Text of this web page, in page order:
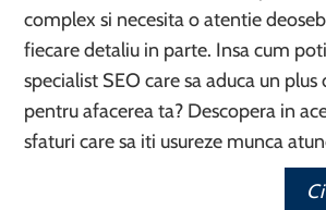
complex si necesita o atentie
fiecare detaliu in parte. Insa cum
specialist SEO care sa aduca un plus
pentru afacerea ta? Descopera in
sfaturi care sa iti usureze munca